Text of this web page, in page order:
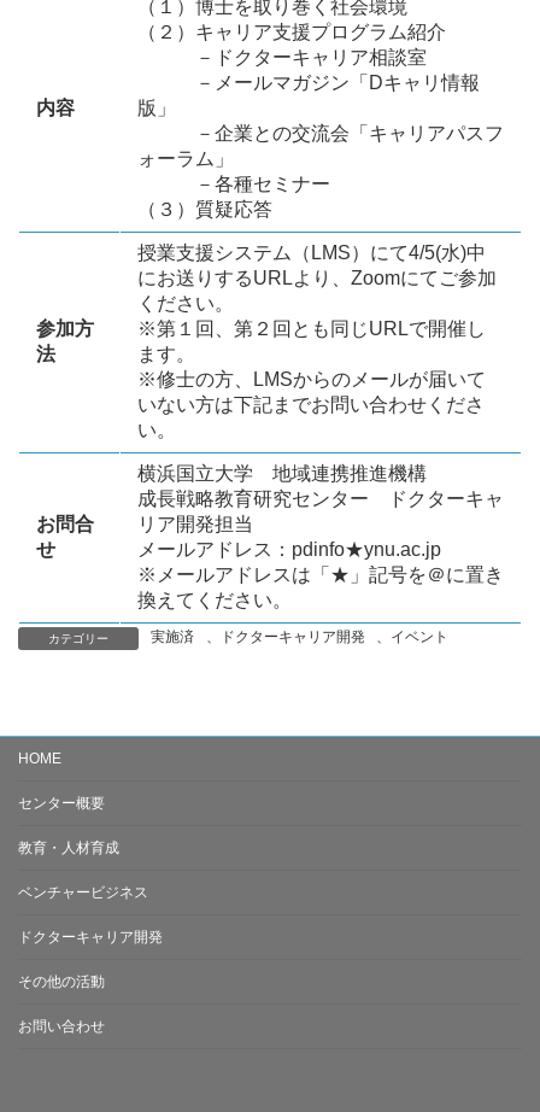
内容
（１）博士を取り巻く社会環境
（２）キャリア支援プログラム紹介
－ドクターキャリア相談室
－メールマガジン「Dキャリ情報
版」
－企業との交流会「キャリアパスフ
ォーラム」
－各種セミナー
（３）質疑応答
参加方
法
授業支援システム（LMS）にて4/5(水)中
にお送りするURLより、Zoomにてご参加
ください。
※第１回、第２回とも同じURLで開催し
ます。
※修士の方、LMSからのメールが届いて
いない方は下記までお問い合わせくださ
い。
お問合
せ
横浜国立大学 地域連携推進機構
成長戦略教育研究センター ドクターキャ
リア開発担当
メールアドレス：pdinfo★ynu.ac.jp
※メールアドレスは「★」記号を＠に置き
換えてください。
カテゴリー 実施済 ドクターキャリア開発 イベント
HOME
センター概要
教育・人材育成
ベンチャービジネス
ドクターキャリア開発
その他の活動
お問い合わせ